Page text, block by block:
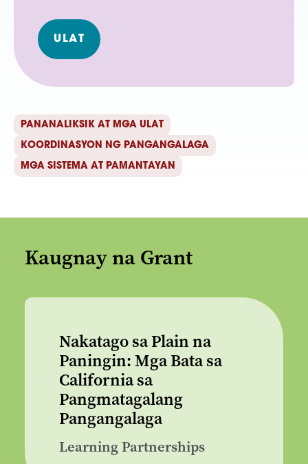
ULAT
PANANALIKSIK AT MGA ULAT
KOORDINASYON NG PANGANGALAGA
MGA SISTEMA AT PAMANTAYAN
Kaugnay na Grant
Nakatago sa Plain na
Paningin: Mga Bata sa
California sa
Pangmatagalang
Pangangalaga
Learning Partnerships